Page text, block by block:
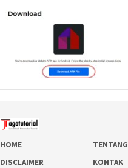
HOME TENTANG
DISCLAIMER
KONTAK